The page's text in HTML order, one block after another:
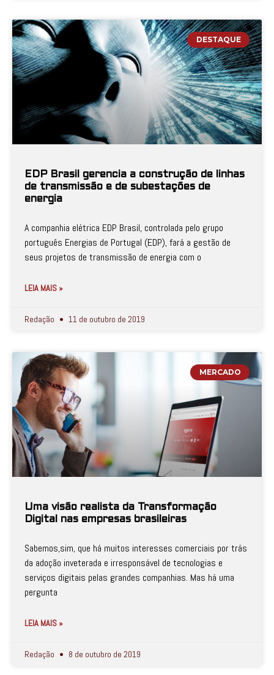
DESTAQUE
EDP Brasil gerencia a construção de linhas
de transmissão e de subestações de
energia
A companhia elétrica EDP Brasil, controlada pelo grupo
português Energias de Portugal (EDP), fará a gestão de
seus projetos de transmissão de energia com o
LEIA MAIS »
Redação 11 de outubro de 2019
MERCADO
Uma visão realista da Transformação
Digital nas empresas brasileiras
Sabemos,sim, que há muitos interesses comerciais por trás
da adoção inveterada e irresponsável de tecnologias e
serviços digitais pelas grandes companhias. Mas há uma
pergunta
LEIA MAIS »
Redação 8 de outubro de 2019